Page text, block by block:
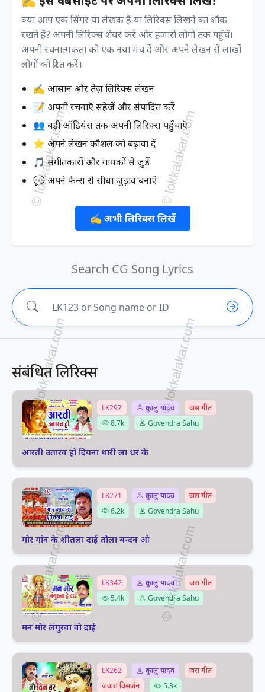
क्या आप एक सिंगर या लेखक हैं या लिरिक्स लिखने का शौक
रखते हैं? अपनी लिरिक्स शेयर करें और हजारों लोगों तक पहुँचें।
अपनी रचनात्मकता को एक नया मंच दें और अपने लेखन से लाखों
लोगों को प्रेरित करें।
✍️ आसान और तेज़ लिरिक्स लेखन
📝 अपनी रचनाएँ सहेजें और संपादित करें
👥 बड़ी ऑडियंस तक अपनी लिरिक्स पहुँचाएँ
⭐ अपने लेखन कौशल को बढ़ावा दें
🎵 संगीतकारों और गायकों से जुड़ें
💬 अपने फैन्स से सीधा जुड़ाव बनाएँ
✍️ अभी लिरिक्स लिखें
Search CG Song Lyrics
संबंधित लिरिक्स
LK297 दुकालु यादव
जस गीत
8.7k
Govendra Sahu
आरती उतारव हो दियना थारी ला धर के
LK271 दुकालु यादव
जस गीत
6.2k
Govendra Sahu
मोर गांव के शीतला दाई तोला बन्दव ओ
LK342 दुकालु यादव
जस गीत
5.4k
Govendra Sahu
मन मोर लंगुरवा वो दाई
LK262 दुकालु यादव
जस गीत
जवारा विसर्जन
5.3k